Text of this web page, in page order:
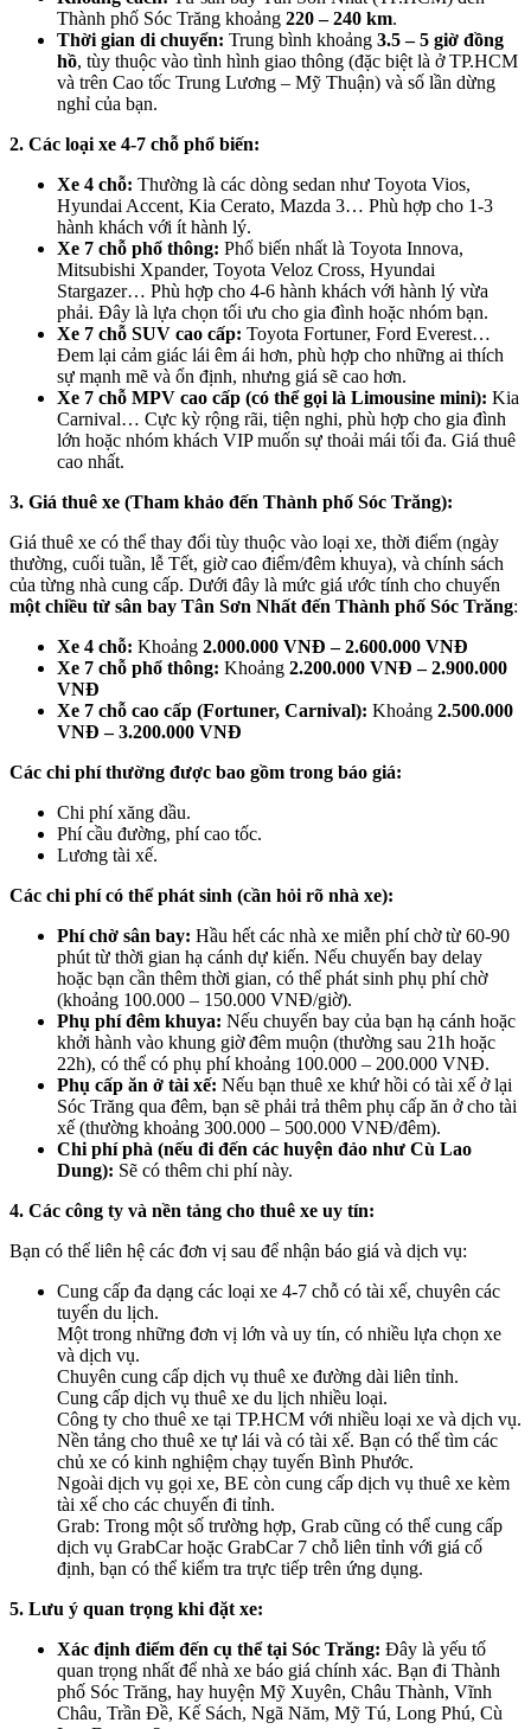
Thành phố Sóc Trăng khoảng 220 – 240 km.
Thời gian di chuyển: Trung bình khoảng 3.5 – 5 giờ đồng
hồ, tùy thuộc vào tình hình giao thông (đặc biệt là ở TP.HCM
và trên Cao tốc Trung Lương – Mỹ Thuận) và số lần dừng
nghỉ của bạn.
2. Các loại xe 4-7 chỗ phổ biến:
Xe 4 chỗ: Thường là các dòng sedan như Toyota Vios,
Hyundai Accent, Kia Cerato, Mazda 3… Phù hợp cho 1-3
hành khách với ít hành lý.
Xe 7 chỗ phổ thông: Phổ biến nhất là Toyota Innova,
Mitsubishi Xpander, Toyota Veloz Cross, Hyundai
Stargazer… Phù hợp cho 4-6 hành khách với hành lý vừa
phải. Đây là lựa chọn tối ưu cho gia đình hoặc nhóm bạn.
Xe 7 chỗ SUV cao cấp: Toyota Fortuner, Ford Everest…
Đem lại cảm giác lái êm ái hơn, phù hợp cho những ai thích
sự mạnh mẽ và ổn định, nhưng giá sẽ cao hơn.
Xe 7 chỗ MPV cao cấp (có thể gọi là Limousine mini): Kia
Carnival… Cực kỳ rộng rãi, tiện nghi, phù hợp cho gia đình
lớn hoặc nhóm khách VIP muốn sự thoải mái tối đa. Giá thuê
cao nhất.
3. Giá thuê xe (Tham khảo đến Thành phố Sóc Trăng):
Giá thuê xe có thể thay đổi tùy thuộc vào loại xe, thời điểm (ngày
thường, cuối tuần, lễ Tết, giờ cao điểm/đêm khuya), và chính sách
của từng nhà cung cấp. Dưới đây là mức giá ước tính cho chuyến
một chiều từ sân bay Tân Sơn Nhất đến Thành phố Sóc Trăng:
Xe 4 chỗ: Khoảng 2.000.000 VNĐ – 2.600.000 VNĐ
Xe 7 chỗ phổ thông: Khoảng 2.200.000 VNĐ – 2.900.000
VNĐ
Xe 7 chỗ cao cấp (Fortuner, Carnival): Khoảng 2.500.000
VNĐ – 3.200.000 VNĐ
Các chi phí thường được bao gồm trong báo giá:
Chi phí xăng dầu.
Phí cầu đường, phí cao tốc.
Lương tài xế.
Các chi phí có thể phát sinh (cần hỏi rõ nhà xe):
Phí chờ sân bay: Hầu hết các nhà xe miễn phí chờ từ 60-90
phút từ thời gian hạ cánh dự kiến. Nếu chuyến bay delay
hoặc bạn cần thêm thời gian, có thể phát sinh phụ phí chờ
(khoảng 100.000 – 150.000 VNĐ/giờ).
Phụ phí đêm khuya: Nếu chuyến bay của bạn hạ cánh hoặc
khởi hành vào khung giờ đêm muộn (thường sau 21h hoặc
22h), có thể có phụ phí khoảng 100.000 – 200.000 VNĐ.
Phụ cấp ăn ở tài xế: Nếu bạn thuê xe khứ hồi có tài xế ở lại
Sóc Trăng qua đêm, bạn sẽ phải trả thêm phụ cấp ăn ở cho tài
xế (thường khoảng 300.000 – 500.000 VNĐ/đêm).
Chi phí phà (nếu đi đến các huyện đảo như Cù Lao
Dung): Sẽ có thêm chi phí này.
4. Các công ty và nền tảng cho thuê xe uy tín:
Bạn có thể liên hệ các đơn vị sau để nhận báo giá và dịch vụ:
Cung cấp đa dạng các loại xe 4-7 chỗ có tài xế, chuyên các
tuyến du lịch.
Một trong những đơn vị lớn và uy tín, có nhiều lựa chọn xe
và dịch vụ.
Chuyên cung cấp dịch vụ thuê xe đường dài liên tỉnh.
Cung cấp dịch vụ thuê xe du lịch nhiều loại.
Công ty cho thuê xe tại TP.HCM với nhiều loại xe và dịch vụ.
Nền tảng cho thuê xe tự lái và có tài xế. Bạn có thể tìm các
chủ xe có kinh nghiệm chạy tuyến Bình Phước.
Ngoài dịch vụ gọi xe, BE còn cung cấp dịch vụ thuê xe kèm
tài xế cho các chuyến đi tỉnh.
Grab: Trong một số trường hợp, Grab cũng có thể cung cấp
dịch vụ GrabCar hoặc GrabCar 7 chỗ liên tỉnh với giá cố
định, bạn có thể kiểm tra trực tiếp trên ứng dụng.
5. Lưu ý quan trọng khi đặt xe:
Xác định điểm đến cụ thể tại Sóc Trăng: Đây là yếu tố
quan trọng nhất để nhà xe báo giá chính xác. Bạn đi Thành
phố Sóc Trăng, hay huyện Mỹ Xuyên, Châu Thành, Vĩnh
Châu, Trần Đề, Kế Sách, Ngã Năm, Mỹ Tú, Long Phú, Cù